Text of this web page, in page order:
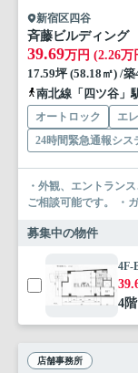
新宿区四谷
斉藤ビルディン
39.69万円 (2.26万
17.59坪 (58.18㎡) /
南北線「四ツ谷」
オートロック エ
24時間緊急通報シス
・外観、エントラン
ご相談可能です。 ・
募集中の物件
4F-
4
店舗事務所